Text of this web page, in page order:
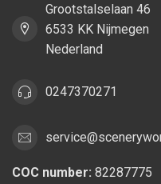
Grootstalselaan 46
6533 KK Nijmegen
Nederland
0247370271
COC number: 82287775